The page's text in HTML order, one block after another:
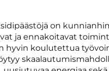
on
ja ennakoitavat
hyvin koulutettua